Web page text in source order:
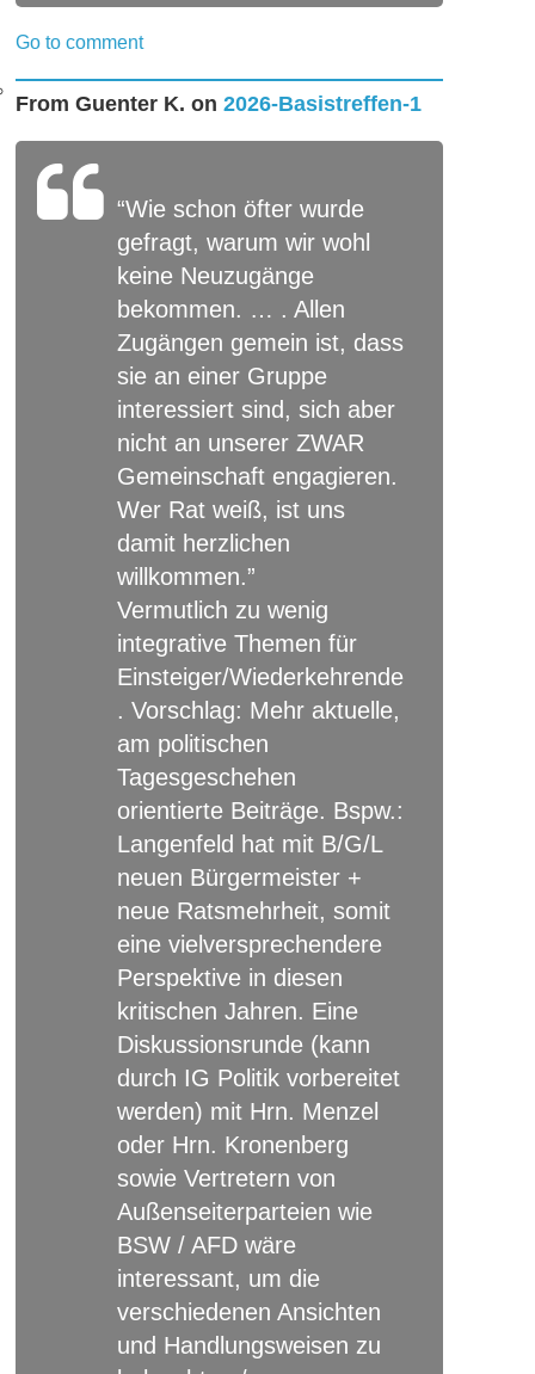
Go to comment
FromGuenter K. on2026-Basistreffen-1
“Wie schon öfter wurde
gefragt, warum wir wohl
keine Neuzugänge
bekommen. … . Allen
Zugängen gemein ist, dass
sie an einer Gruppe
interessiert sind, sich aber
nicht an unserer ZWAR
Gemeinschaft engagieren.
Wer Rat weiß, ist uns
damit herzlichen
willkommen.”
Vermutlich zu wenig
integrative Themen für
Einsteiger/Wiederkehrende
. Vorschlag: Mehr aktuelle,
am politischen
Tagesgeschehen
orientierte Beiträge. Bspw.:
Langenfeld hat mit B/G/L
neuen Bürgermeister +
neue Ratsmehrheit, somit
eine vielversprechendere
Perspektive in diesen
kritischen Jahren. Eine
Diskussionsrunde (kann
durch IG Politik vorbereitet
werden) mit Hrn. Menzel
oder Hrn. Kronenberg
sowie Vertretern von
Außenseiterparteien wie
BSW / AFD wäre
interessant, um die
verschiedenen Ansichten
und Handlungsweisen zu